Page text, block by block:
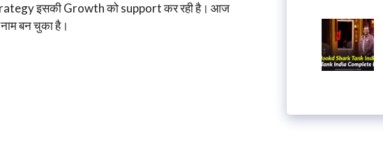
इसकी Growth को support कर रही है। आज
बन चुका है।